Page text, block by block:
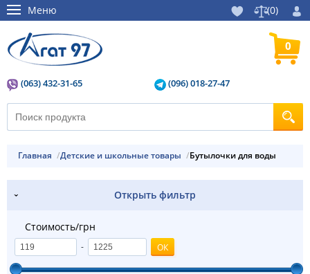
Меню (0)
(063) 432-31-65 (096) 018-27-47
0
Главная Детские и школьные товары Бутылочки для воды
Открыть фильтр
Стоимость/грн
-